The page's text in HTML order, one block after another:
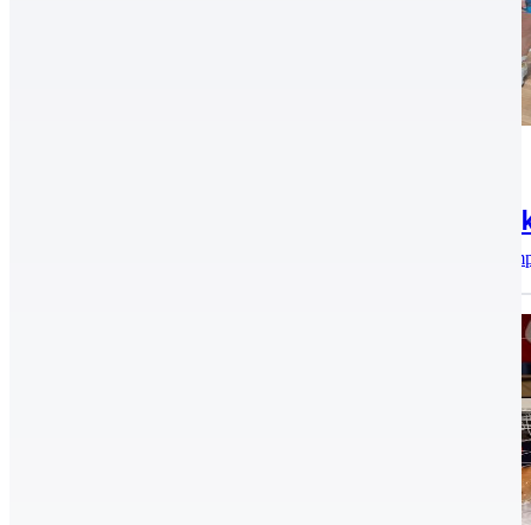
Egy ezüstérem és két ötödik hely a
Abonyban rendezték meg a szabadfogású birkózó